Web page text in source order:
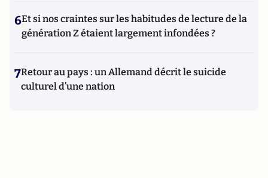
6Et si nos craintes sur les habitudes de lecture de la
génération Z étaient largement infondées ?
7Retour au pays : un Allemand décrit le suicide
culturel d’une nation